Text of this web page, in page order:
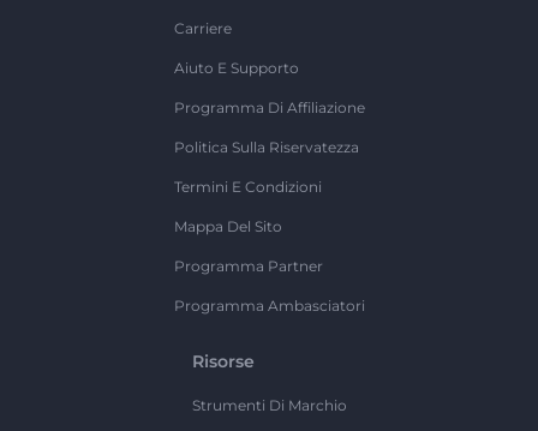
Carriere
Aiuto E Supporto
Programma Di Affiliazione
Politica Sulla Riservatezza
Termini E Condizioni
Mappa Del Sito
Programma Partner
Programma Ambasciatori
Risorse
Strumenti Di Marchio